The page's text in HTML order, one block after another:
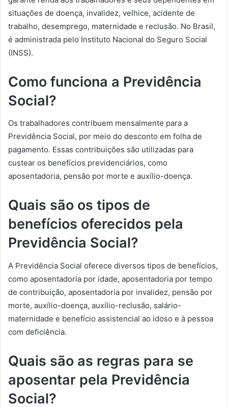
situações de doença, invalidez, velhice, acidente de
trabalho, desemprego, maternidade e reclusão. No Brasil,
é administrada pelo Instituto Nacional do Seguro Social
(INSS).
Como funciona a Previdência
Social?
Os trabalhadores contribuem mensalmente para a
Previdência Social, por meio do desconto em folha de
pagamento. Essas contribuições são utilizadas para
custear os benefícios previdenciários, como
aposentadoria, pensão por morte e auxílio-doença.
Quais são os tipos de
benefícios oferecidos pela
Previdência Social?
A Previdência Social oferece diversos tipos de benefícios,
como aposentadoria por idade, aposentadoria por tempo
de contribuição, aposentadoria por invalidez, pensão por
morte, auxílio-doença, auxílio-reclusão, salário-
maternidade e benefício assistencial ao idoso e à pessoa
com deficiência.
Quais são as regras para se
aposentar pela Previdência
Social?